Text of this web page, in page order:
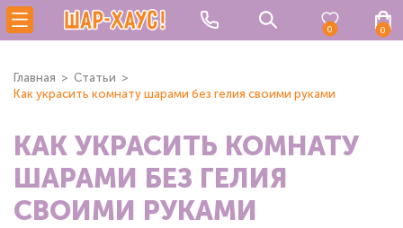
0 0
Главная
Статьи
Как украсить комнату шарами без гелия своими руками
КАК УКРАСИТЬ КОМНАТУ
ШАРАМИ БЕЗ ГЕЛИЯ
СВОИМИ РУКАМИ